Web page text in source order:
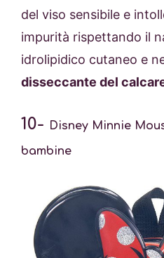
del viso sensibile e
impurità rispettando il
idrolipidico cutaneo e
disseccante del
10- Disney Minnie
bambine